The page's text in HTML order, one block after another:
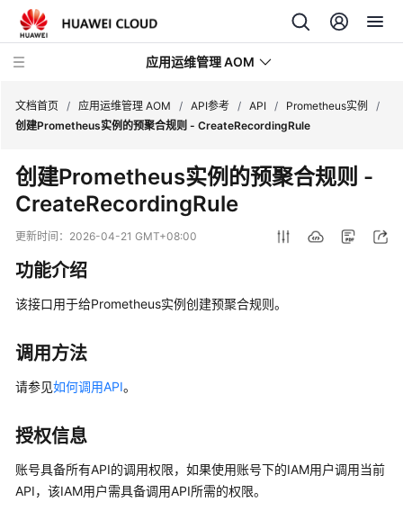
应用运维管理 AOM
最
新
动
产
品
介
计
费
明
快
速
文档首页 / 应用运维管理 AOM / API参考 / API / Prometheus实例
/
创建Prometheus实例的预聚合规则 - CreateRecordingRule
创建Prometheus实例的预聚合规则 -
CreateRecordingRule
更新时间： 2026-04-21 GMT+08:00
功能介绍
该接口用于给Prometheus实例创建预聚合规则。
调用方法
请参见如何调用API。
授权信息
账号具备所有API的调用权限，如果使用账号下的IAM用户调用当前
API，该IAM用户需具备调用API所需的权限。